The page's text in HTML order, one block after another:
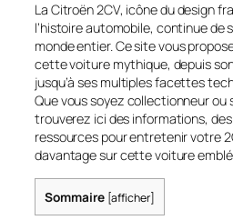
La Citroën 2CV, icône du design
l’histoire automobile, continue de
monde entier. Ce site vous
cette voiture mythique, depuis
jusqu’à ses multiples facettes
Que vous soyez collectionneur ou
trouverez ici des informations,
ressources pour entretenir votre
davantage sur cette voiture
Sommaire [afficher]